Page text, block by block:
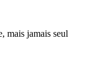
mais jamais seul